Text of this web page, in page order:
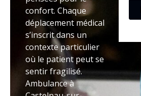
confort. Chaque
déplacement médical
s’inscrit dans un
contexte particulier
où le patient peut se
sentir fragilisé.
Ambulance à